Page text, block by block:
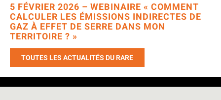
5 FÉVRIER 2026 – WEBINAIRE « COMMENT
CALCULER LES ÉMISSIONS INDIRECTES DE
GAZ À EFFET DE SERRE DANS MON
TERRITOIRE ? »
TOUTES LES ACTUALITÉS DU RARE